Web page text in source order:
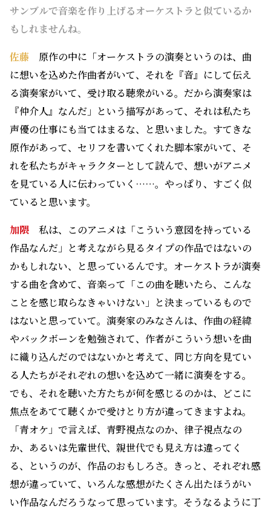
サンブルで音楽を作り上げるオーケストラと似ているか
もしれませんね。
佐藤 原作の中に「オーケストラの演奏というのは、曲
に想いを込めた作曲者がいて、それを『音』にして伝え
る演奏家がいて、受け取る聴衆がいる。だから演奏家は
『仲介人』なんだ」という描写があって、それは私たち
声優の仕事にも当てはまるな、と思いました。すてきな
原作があって、セリフを書いてくれた脚本家がいて、そ
れを私たちがキャラクターとして読んで、想いがアニメ
を見ている人に伝わっていく……。やっぱり、すごく似
ていると思います。
加隈 私は、このアニメは「こういう意図を持っている
作品なんだ」と考えながら見るタイプの作品ではないの
かもしれない、と思っているんです。オーケストラが演奏
する曲を含めて、音楽って「この曲を聴いたら、こんな
ことを感じ取らなきゃいけない」と決まっているもので
はないと思っていて。演奏家のみなさんは、作曲の経緯
やバックボーンを勉強されて、作者がこういう想いを曲
に織り込んだのではないかと考えて、同じ方向を見てい
る人たちがそれぞれの想いを込めて一緒に演奏をする。
でも、それを聴いた方たちが何を感じるのかは、どこに
焦点をあてて聴くかで受けとり方が違ってきますよね。
「青オケ」で言えば、青野視点なのか、律子視点なの
か、あるいは先輩世代、親世代でも見え方は違ってく
る、というのが、作品のおもしろさ。きっと、それぞれ感
想が違っていて、いろんな感想がたくさん出たほうがい
い作品なんだろうなって思っています。そうなるように丁